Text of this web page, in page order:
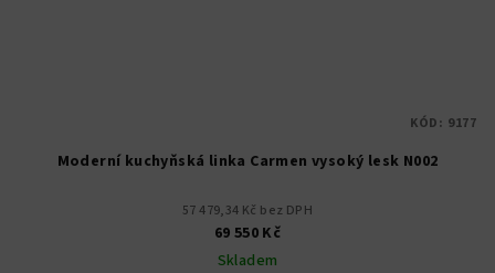
Moderní kuchyňská linka Carmen vysoký lesk N002
57 479,34 Kč bez DPH
69 550 Kč
Skladem
KÓD: 9177